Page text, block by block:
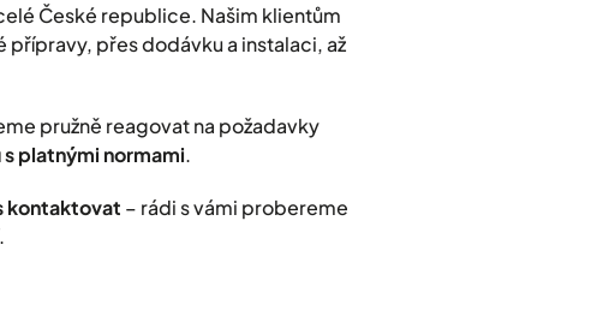
České republice. Našim klientům
přes dodávku a instalaci, až
pružně reagovat na požadavky
platnými normami.
kontaktovat – rádi s vámi probereme